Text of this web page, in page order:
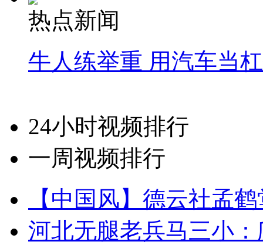
热点新闻
牛人练举重 用汽车当
24小时视频排行
一周视频排行
【中国风】德云社孟
河北无腿老兵马三小